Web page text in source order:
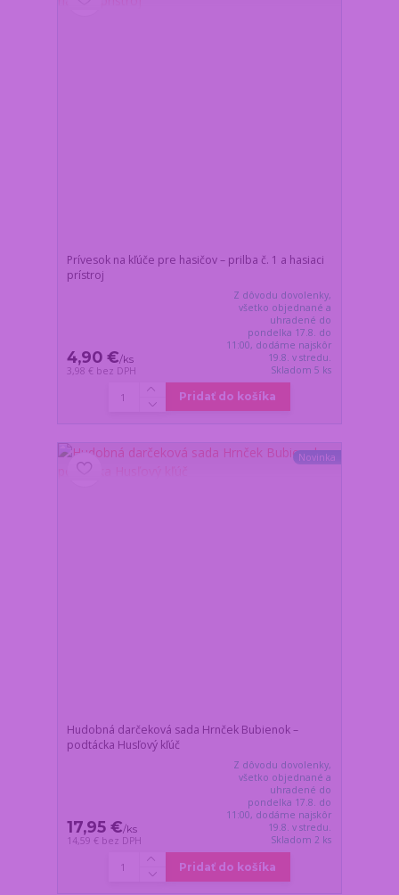
Prívesok na kľúče pre hasičov – prilba č. 1 a hasiaci
prístroj
4,90 €/ks
3,98 € bez DPH
Z dôvodu dovolenky,
všetko objednané a
uhradené do
pondelka 17.8. do
11:00, dodáme najskôr
19.8. v stredu.
Skladom 5 ks
Pridať do košíka
Novinka
Hudobná darčeková sada Hrnček Bubienok –
podtácka Husľový kľúč
17,95 €/ks
14,59 € bez DPH
Z dôvodu dovolenky,
všetko objednané a
uhradené do
pondelka 17.8. do
11:00, dodáme najskôr
19.8. v stredu.
Skladom 2 ks
Pridať do košíka